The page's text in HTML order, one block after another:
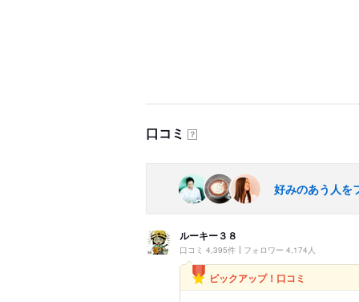
口コミ ？
好みのあう人を
ルーキー３８
口コミ 4,395件 フォロワー 4,174人
ピックアップ！口コミ